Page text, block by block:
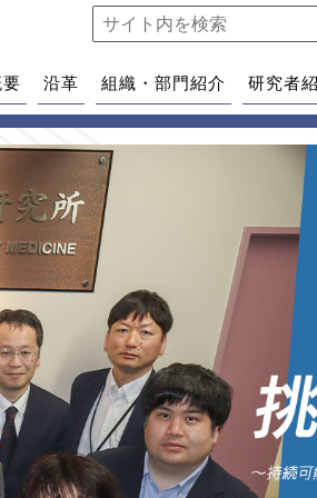
沿革 組織・部門紹介 研究者